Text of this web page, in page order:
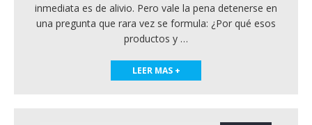
inmediata es de alivio. Pero vale la pena detenerse en
una pregunta que rara vez se formula: ¿Por qué esos
productos y …
LEER MAS +